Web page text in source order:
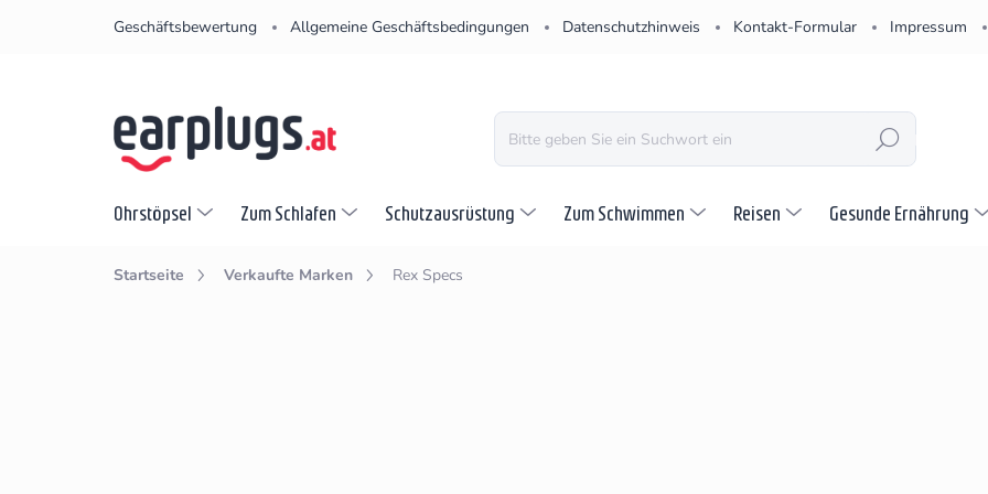
Geschäftsbewertung Allgemeine Geschäftsbedingungen Datenschutzhinweis Kontakt-Formular Impressum
SUCHEN
Ohrstöpsel Zum Schlafen Schutzausrüstung Zum Schwimmen Reisen Gesunde Ernährung
Startseite Verkaufte Marken Rex Specs